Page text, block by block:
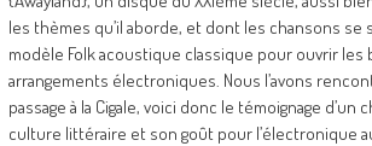
les thèmes qu’il aborde, et dont les chansons se
modèle Folk acoustique classique pour ouvrir les
arrangements électroniques. Nous l’avons
passage à la Cigale, voici donc le témoignage d’un
culture littéraire et son goût pour l’électronique